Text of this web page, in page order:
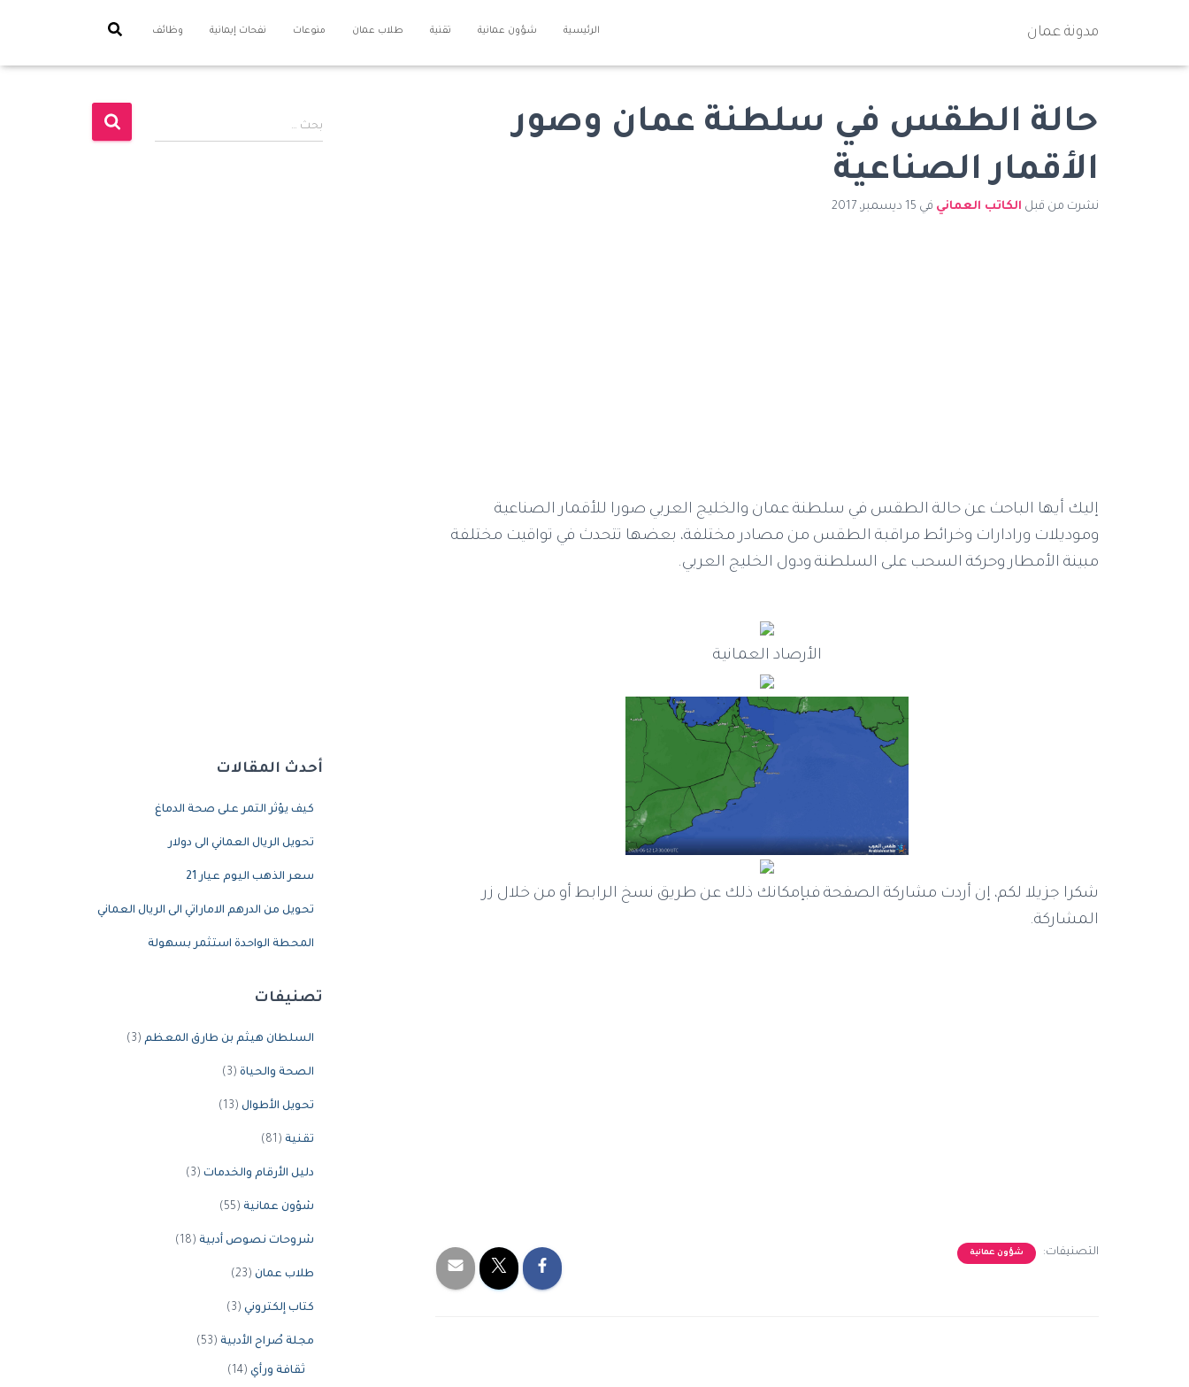
مدونة عمان الرئيسية شؤون عمانية تقنية طلاب عمان منوعات نفحات إيمانية وظائف
حالة الطقس في سلطنة عمان وصور
الأقمار الصناعية
نشرت من قبل الكاتب العماني في 15 ديسمبر، 2017
إليك أيها الباحث عن حالة الطقس في سلطنة عمان والخليج العربي صورا للأقمار الصناعية
وموديلات ورادارات وخرائط مراقبة الطقس من مصادر مختلفة، بعضها تتحدث في تواقيت مختلفة
مبينة الأمطار وحركة السحب على السلطنة ودول الخليج العربي.
الأرصاد العمانية
شكرا جزيلا لكم، إن أردت مشاركة الصفحة فبإمكانك ذلك عن طريق نسخ الرابط أو من خلال زر
المشاركة.
التصنيفات: شؤون عمانية
ل
بحث …
أحدث المقالات
كيف يؤثر التمر على صحة الدماغ
تحويل الريال العماني الى دولار
سعر الذهب اليوم عيار 21
تحويل من الدرهم الاماراتي الى الريال العماني
المحطة الواحدة استثمر بسهولة
تصنيفات
السلطان هيثم بن طارق المعظم (3)
الصحة والحياة (3)
تحويل الأطوال (13)
تقنية (81)
دليل الأرقام والخدمات (3)
شؤون عمانية (55)
شروحات نصوص أدبية (18)
طلاب عمان (23)
كتاب إلكتروني (3)
مجلة صُراح الأدبية (53)
ثقافة ورأي (14)